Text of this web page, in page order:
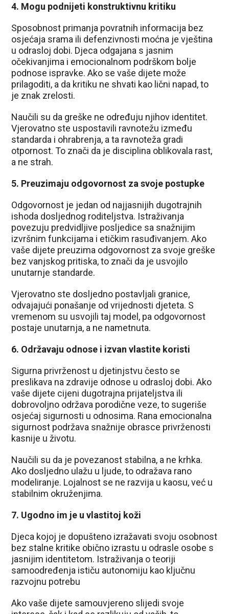
4. Mogu podnijeti konstruktivnu kritiku
Sposobnost primanja povratnih informacija bez
osjećaja srama ili defenzivnosti moćna je vještina
u odrasloj dobi. Djeca odgajana s jasnim
očekivanjima i emocionalnom podrškom bolje
podnose ispravke. Ako se vaše dijete može
prilagoditi, a da kritiku ne shvati kao lični napad, to
je znak zrelosti.
Naučili su da greške ne određuju njihov identitet.
Vjerovatno ste uspostavili ravnotežu između
standarda i ohrabrenja, a ta ravnoteža gradi
otpornost. To znači da je disciplina oblikovala rast,
a ne strah.
5. Preuzimaju odgovornost za svoje postupke
Odgovornost je jedan od najjasnijih dugotrajnih
ishoda dosljednog roditeljstva. Istraživanja
povezuju predvidljive posljedice sa snažnijim
izvršnim funkcijama i etičkim rasuđivanjem. Ako
vaše dijete preuzima odgovornost za svoje greške
bez vanjskog pritiska, to znači da je usvojilo
unutarnje standarde.
Vjerovatno ste dosljedno postavljali granice,
odvajajući ponašanje od vrijednosti djeteta. S
vremenom su usvojili taj model, pa odgovornost
postaje unutarnja, a ne nametnuta.
6. Održavaju odnose i izvan vlastite koristi
Sigurna privrženost u djetinjstvu često se
preslikava na zdravije odnose u odrasloj dobi. Ako
vaše dijete cijeni dugotrajna prijateljstva ili
dobrovoljno održava porodične veze, to sugeriše
osjećaj sigurnosti u odnosima. Rana emocionalna
sigurnost podržava snažnije obrasce privrženosti
kasnije u životu.
Naučili su da je povezanost stabilna, a ne krhka.
Ako dosljedno ulažu u ljude, to odražava rano
modeliranje. Lojalnost se ne razvija u kaosu, već u
stabilnim okruženjima.
7. Ugodno im je u vlastitoj koži
Djeca kojoj je dopušteno izražavati svoju osobnost
bez stalne kritike obično izrastu u odrasle osobe s
jasnijim identitetom. Istraživanja o teoriji
samoodređenja ističu autonomiju kao ključnu
razvojnu potrebu
Ako vaše dijete samouvjereno slijedi svoje